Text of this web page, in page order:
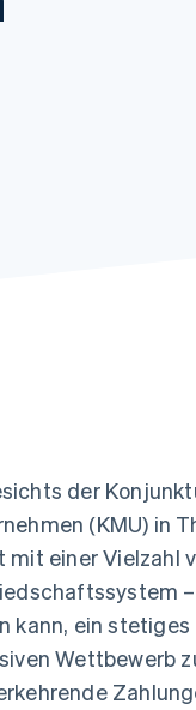
der
(KMU) in
mit einer Vielzahl
kann, ein
Wettbewerb